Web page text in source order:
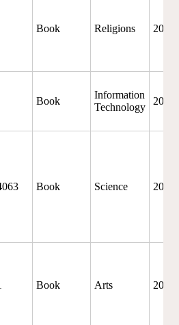
Book Religions 2025
Book
Information
Technology
2025
Book Science 2025
Book Arts 2025